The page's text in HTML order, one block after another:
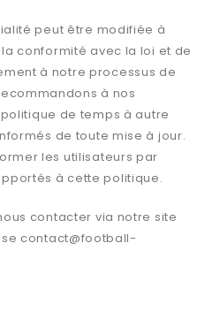
peut être modifiée à
conformité avec la loi et de
à notre processus de
à nos
de temps à autre
de toute mise à jour.
les utilisateurs par
à cette politique.
contacter via notre site
contact@football-